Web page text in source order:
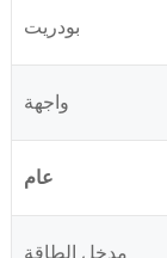
بودريت
واجهة
عام
مدخل الطاقة